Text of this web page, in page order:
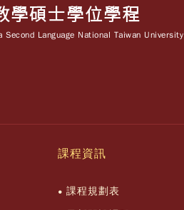
學碩士學位學程
Language National Taiwan University
課程資訊
課程規劃表